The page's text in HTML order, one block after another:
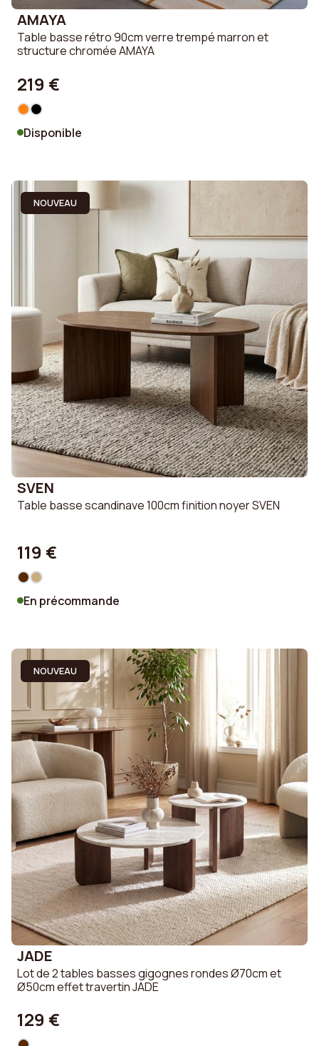
AMAYA
Table basse rétro 90cm verre trempé marron et
structure chromée AMAYA
219 €
Disponible
NOUVEAU
SVEN
Table basse scandinave 100cm finition noyer SVEN
119 €
En précommande
NOUVEAU
JADE
Lot de 2 tables basses gigognes rondes Ø70cm et
Ø50cm effet travertin JADE
129 €